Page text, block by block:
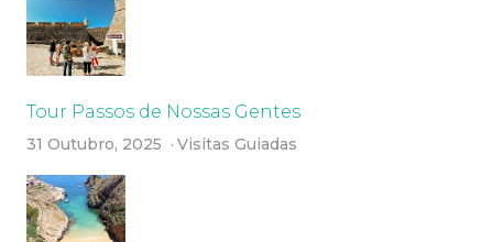
Tour Passos de Nossas Gentes
31 Outubro, 2025 Visitas Guiadas